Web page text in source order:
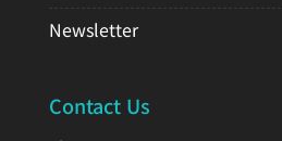
Newsletter
Contact Us